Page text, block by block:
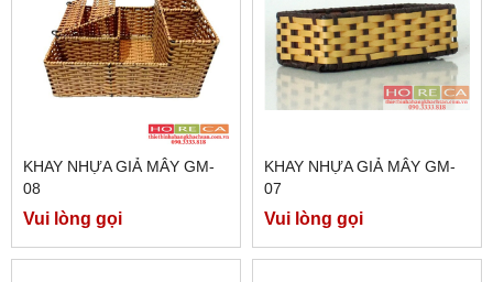
KHAY NHỰA GIẢ MÂY GM-
08
Vui lòng gọi
KHAY NHỰA GIẢ MÂY GM-
07
Vui lòng gọi